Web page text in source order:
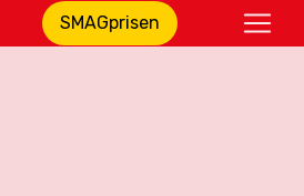
SMAGprisen